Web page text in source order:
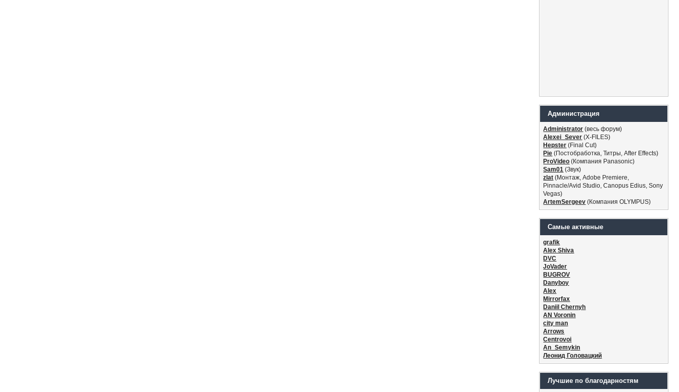
Администрация
Administrator (весь форум)
Alexei_Sever (Х-FILES)
Hepster (Final Cut)
Pie (Постобработка, Титры, After Effects)
ProVideo (Компания Panasonic)
Sam01 (Звук)
zlat (Монтаж, Adobe Premiere,
Pinnacle/Avid Studio, Canopus Edius, Sony
Vegas)
ArtemSergeev (Компания OLYMPUS)
Самые активные
grafik
Alex Shiva
DVC
JoVader
BUGROV
Danyboy
Alex
Mirrorfax
Daniil Chernyh
AN Voronin
city man
Arrows
Centrovoi
An_Semykin
Леонид Головацкий
Лучшие по благодарностям